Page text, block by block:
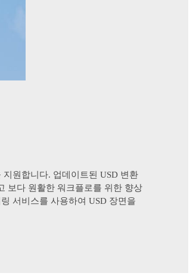
원합니다. 업데이트된 USD 변환
보다 원활한 워크플로를 위한 향상
서비스를 사용하여 USD 장면을